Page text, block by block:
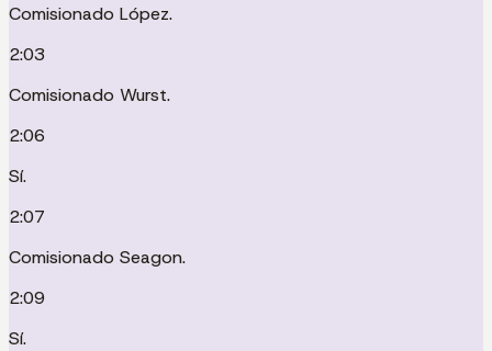
Comisionado López.
2:03
Comisionado Wurst.
2:06
Sí.
2:07
Comisionado Seagon.
2:09
Sí.